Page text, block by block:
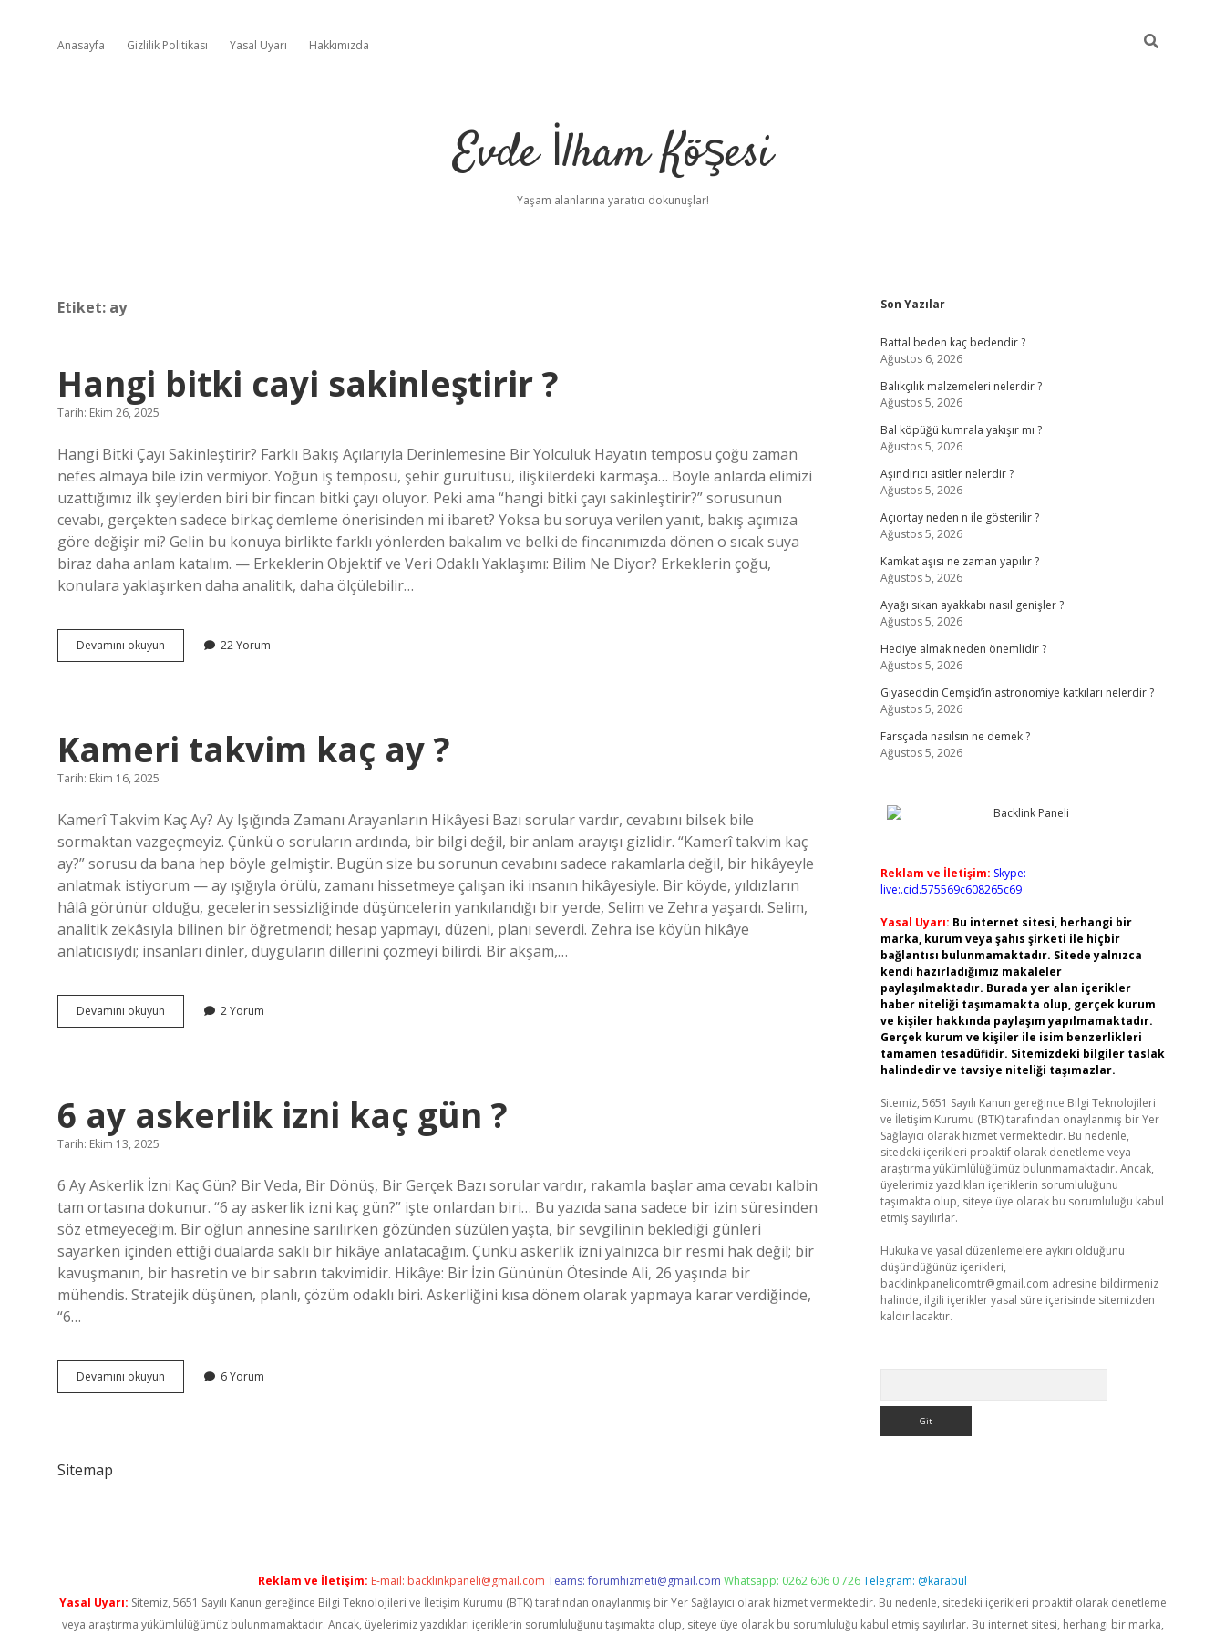
Anasayfa Gizlilik Politikası Yasal Uyarı Hakkımızda
Evde İlham Köşesi
Yaşam alanlarına yaratıcı dokunuşlar!
Etiket: ay
Hangi bitki cayi sakinleştirir ?
Tarih: Ekim 26, 2025
Hangi Bitki Çayı Sakinleştirir? Farklı Bakış Açılarıyla Derinlemesine Bir Yolculuk Hayatın temposu çoğu zaman
nefes almaya bile izin vermiyor. Yoğun iş temposu, şehir gürültüsü, ilişkilerdeki karmaşa… Böyle anlarda elimizi
uzattığımız ilk şeylerden biri bir fincan bitki çayı oluyor. Peki ama “hangi bitki çayı sakinleştirir?” sorusunun
cevabı, gerçekten sadece birkaç demleme önerisinden mi ibaret? Yoksa bu soruya verilen yanıt, bakış açımıza
göre değişir mi? Gelin bu konuya birlikte farklı yönlerden bakalım ve belki de fincanımızda dönen o sıcak suya
biraz daha anlam katalım. — Erkeklerin Objektif ve Veri Odaklı Yaklaşımı: Bilim Ne Diyor? Erkeklerin çoğu,
konulara yaklaşırken daha analitik, daha ölçülebilir…
Devamını okuyun
bitki
22 Yorum
Kameri takvim kaç ay ?
Tarih: Ekim 16, 2025
Kamerî Takvim Kaç Ay? Ay Işığında Zamanı Arayanların Hikâyesi Bazı sorular vardır, cevabını bilsek bile
sormaktan vazgeçmeyiz. Çünkü o soruların ardında, bir bilgi değil, bir anlam arayışı gizlidir. “Kamerî takvim kaç
ay?” sorusu da bana hep böyle gelmiştir. Bugün size bu sorunun cevabını sadece rakamlarla değil, bir hikâyeyle
anlatmak istiyorum — ay ışığıyla örülü, zamanı hissetmeye çalışan iki insanın hikâyesiyle. Bir köyde, yıldızların
hâlâ görünür olduğu, gecelerin sessizliğinde düşüncelerin yankılandığı bir yerde, Selim ve Zehra yaşardı. Selim,
analitik zekâsıyla bilinen bir öğretmendi; hesap yapmayı, düzeni, planı severdi. Zehra ise köyün hikâye
anlatıcısıydı; insanları dinler, duyguların dillerini çözmeyi bilirdi. Bir akşam,…
Devamını okuyun
takvim
2 Yorum
6 ay askerlik izni kaç gün ?
Tarih: Ekim 13, 2025
6 Ay Askerlik İzni Kaç Gün? Bir Veda, Bir Dönüş, Bir Gerçek Bazı sorular vardır, rakamla başlar ama cevabı kalbin
tam ortasına dokunur. “6 ay askerlik izni kaç gün?” işte onlardan biri… Bu yazıda sana sadece bir izin süresinden
söz etmeyeceğim. Bir oğlun annesine sarılırken gözünden süzülen yaşta, bir sevgilinin beklediği günleri
sayarken içinden ettiği dualarda saklı bir hikâye anlatacağım. Çünkü askerlik izni yalnızca bir resmi hak değil; bir
kavuşmanın, bir hasretin ve bir sabrın takvimidir. Hikâye: Bir İzin Gününün Ötesinde Ali, 26 yaşında bir
mühendis. Stratejik düşünen, planlı, çözüm odaklı biri. Askerliğini kısa dönem olarak yapmaya karar verdiğinde,
“6…
Devamını okuyun
ay
6 Yorum
Sitemap
Sidebar
Son Yazılar
Battal beden kaç bedendir ?
Ağustos 6, 2026
Balıkçılık malzemeleri nelerdir ?
Ağustos 5, 2026
Bal köpüğü kumrala yakışır mı ?
Ağustos 5, 2026
Aşındırıcı asitler nelerdir ?
Ağustos 5, 2026
Açıortay neden n ile gösterilir ?
Ağustos 5, 2026
Kamkat aşısı ne zaman yapılır ?
Ağustos 5, 2026
Ayağı sıkan ayakkabı nasıl genişler ?
Ağustos 5, 2026
Hediye almak neden önemlidir ?
Ağustos 5, 2026
Gıyaseddin Cemşid’in astronomiye katkıları nelerdir ?
Ağustos 5, 2026
Farsçada nasılsın ne demek ?
Ağustos 5, 2026
Reklam ve İletişim: Skype:
live:.cid.575569c608265c69
Yasal Uyarı: Bu internet sitesi, herhangi bir
marka, kurum veya şahıs şirketi ile hiçbir
bağlantısı bulunmamaktadır. Sitede yalnızca
kendi hazırladığımız makaleler
paylaşılmaktadır. Burada yer alan içerikler
haber niteliği taşımamakta olup, gerçek kurum
ve kişiler hakkında paylaşım yapılmamaktadır.
Gerçek kurum ve kişiler ile isim benzerlikleri
tamamen tesadüfidir. Sitemizdeki bilgiler taslak
halindedir ve tavsiye niteliği taşımazlar.
Sitemiz, 5651 Sayılı Kanun gereğince Bilgi Teknolojileri
ve İletişim Kurumu (BTK) tarafından onaylanmış bir Yer
Sağlayıcı olarak hizmet vermektedir. Bu nedenle,
sitedeki içerikleri proaktif olarak denetleme veya
araştırma yükümlülüğümüz bulunmamaktadır. Ancak,
üyelerimiz yazdıkları içeriklerin sorumluluğunu
taşımakta olup, siteye üye olarak bu sorumluluğu kabul
etmiş sayılırlar.
Hukuka ve yasal düzenlemelere aykırı olduğunu
düşündüğünüz içerikleri,
backlinkpanelicomtr@gmail.com adresine bildirmeniz
halinde, ilgili içerikler yasal süre içerisinde sitemizden
kaldırılacaktır.
Reklam ve İletişim: E-mail: backlinkpaneli@gmail.com Teams:forumhizmeti@gmail.com Whatsapp: 0262 606 0 726Telegram: @karabul
Yasal Uyarı: Sitemiz, 5651 Sayılı Kanun gereğince Bilgi Teknolojileri ve İletişim Kurumu (BTK) tarafından onaylanmış bir Yer Sağlayıcı olarak hizmet vermektedir. Bu nedenle, sitedeki içerikleri proaktif olarak denetleme
veya araştırma yükümlülüğümüz bulunmamaktadır. Ancak, üyelerimiz yazdıkları içeriklerin sorumluluğunu taşımakta olup, siteye üye olarak bu sorumluluğu kabul etmiş sayılırlar. Bu internet sitesi, herhangi bir marka,